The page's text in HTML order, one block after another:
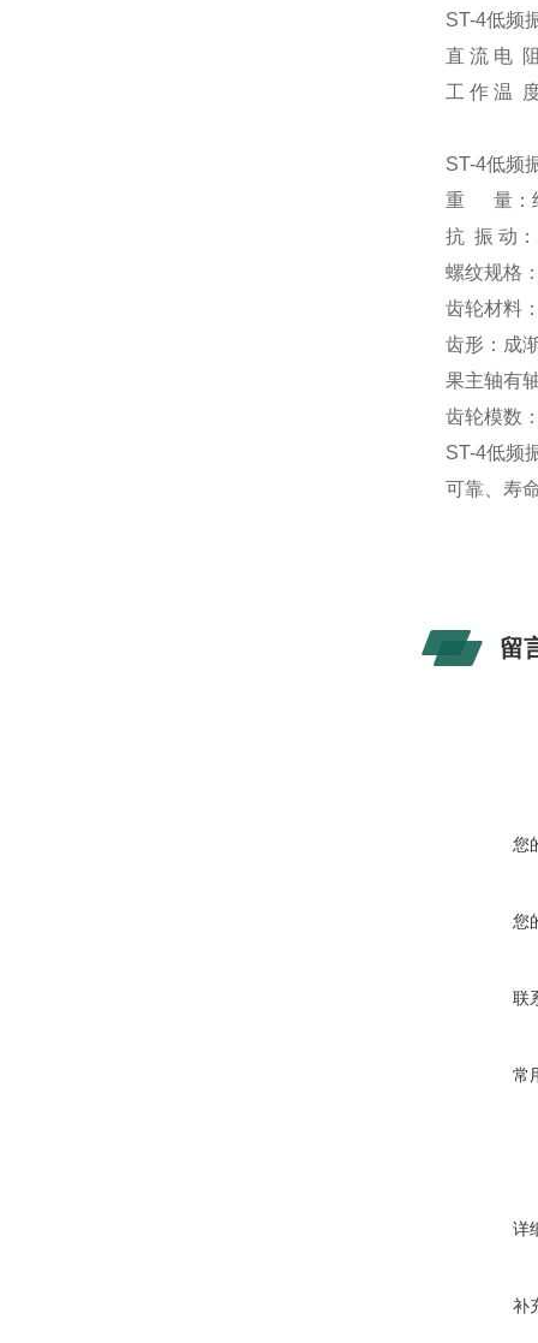
ST-4低频
直 流 电
工 作 温
ST-4低频
重 量：
抗 振 动
螺纹规格
齿轮材料
齿形：成
果主轴有
齿轮模数
ST-4低频
可靠、寿
留
您
您
联
常
详
补